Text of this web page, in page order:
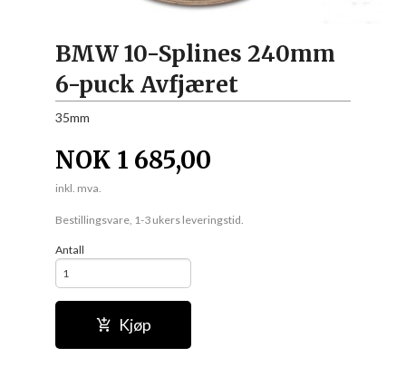
BMW 10-Splines 240mm
6-puck Avfjæret
35mm
NOK 1 685,00
inkl. mva.
Bestillingsvare, 1-3 ukers leveringstid.
Antall
Kjøp